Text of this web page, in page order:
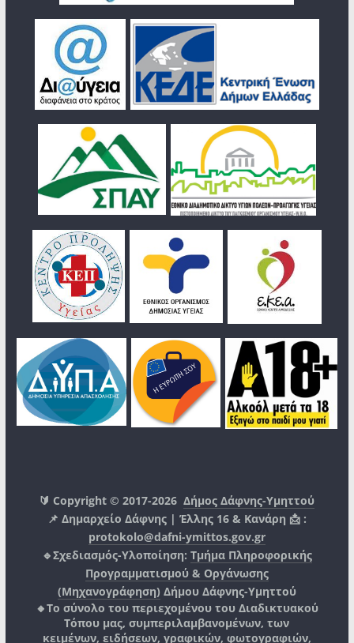
🔰 Copyright © 2017-2026Δήμος Δάφνης-Υμηττού
📌 Δημαρχείο Δάφνης | Έλλης 16 & Κανάρη 📩 :
protokolo@dafni-ymittos.gov.gr
🔹Σχεδιασμός-Υλοποίηση: Τμήμα Πληροφορικής
Προγραμματισμού & Οργάνωσης
(Μηχανογράφηση) Δήμου Δάφνης-Υμηττού
🔸Το σύνολο του περιεχομένου του Διαδικτυακού
Τόπου μας, συμπεριλαμβανομένων, των
κειμένων, ειδήσεων, γραφικών, φωτογραφιών,